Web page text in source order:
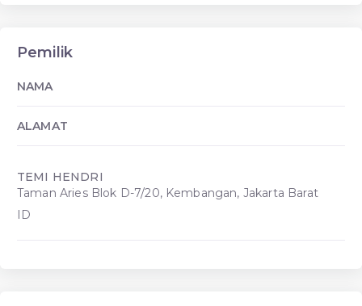
Pemilik
NAMA
ALAMAT
TEMI HENDRI
Taman Aries Blok D-7/20, Kembangan, Jakarta Barat
ID